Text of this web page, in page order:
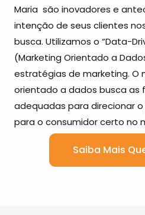
Maria são inovadores e
intenção de seus clientes
busca. Utilizamos o “Data-
(Marketing Orientado a
estratégias de marketing. O
orientado a dados busca as
adequadas para direcionar
para o consumidor certo no
Saiba Mais